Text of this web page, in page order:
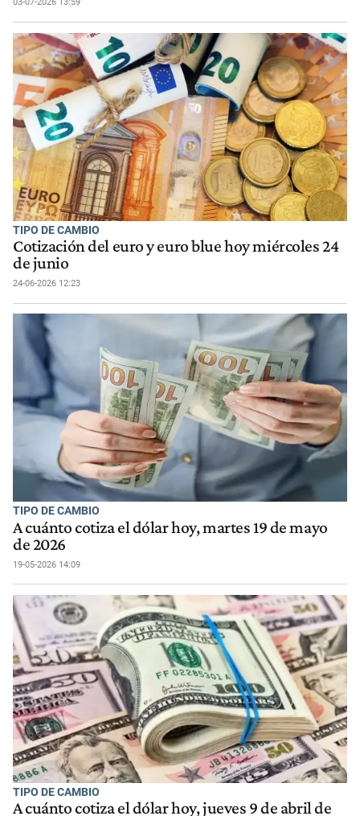
TIPO DE CAMBIO
Cotización del euro y euro blue hoy miércoles 24
de junio
24-06-2026 12:23
TIPO DE CAMBIO
A cuánto cotiza el dólar hoy, martes 19 de mayo
de 2026
19-05-2026 14:09
TIPO DE CAMBIO
A cuánto cotiza el dólar hoy, jueves 9 de abril de